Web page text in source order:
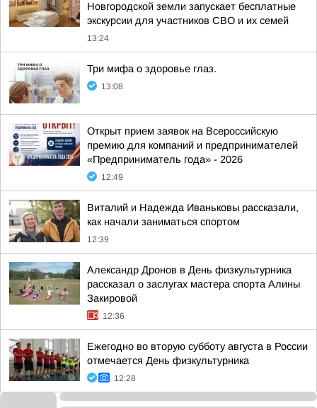
Новгородской земли запускает бесплатные
экскурсии для участников СВО и их семей
13:24
Три мифа о здоровье глаз.
13:08
Открыт прием заявок на Всероссийскую
премию для компаний и предпринимателей
«Предприниматель года» - 2026
12:49
Виталий и Надежда Иваньковы рассказали,
как начали заниматься спортом
12:39
Александр Дронов в День физкультурника
рассказал о заслугах мастера спорта Алины
Закировой
12:36
Ежегодно во вторую субботу августа в России
отмечается День физкультурника
12:28